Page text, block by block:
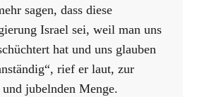
sagen, dass diese
Israel sei, weil man uns
hat und uns glauben
rief er laut, zur
jubelnden Menge.